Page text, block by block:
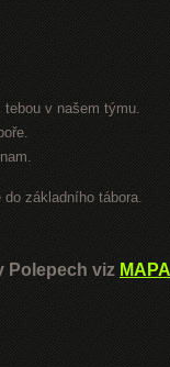
v našem týmu.
základního tábora.
Polepech viz MAPA